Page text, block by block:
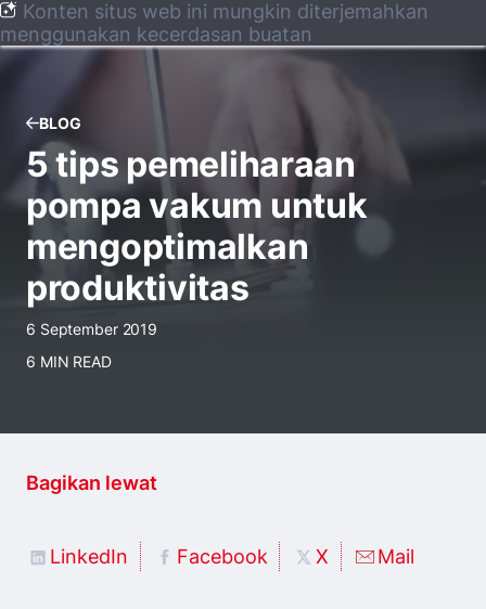
Konten situs web ini mungkin diterjemahkan
menggunakan kecerdasan buatan
BLOG
5 tips pemeliharaan
pompa vakum untuk
mengoptimalkan
produktivitas
6 September 2019
6 MIN READ
Bagikan lewat
LinkedIn Facebook X Mail